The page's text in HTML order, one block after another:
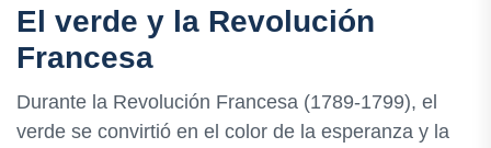
El verde y la Revolución
Francesa
Durante la Revolución Francesa (1789-1799), el
verde se convirtió en el color de la esperanza y la